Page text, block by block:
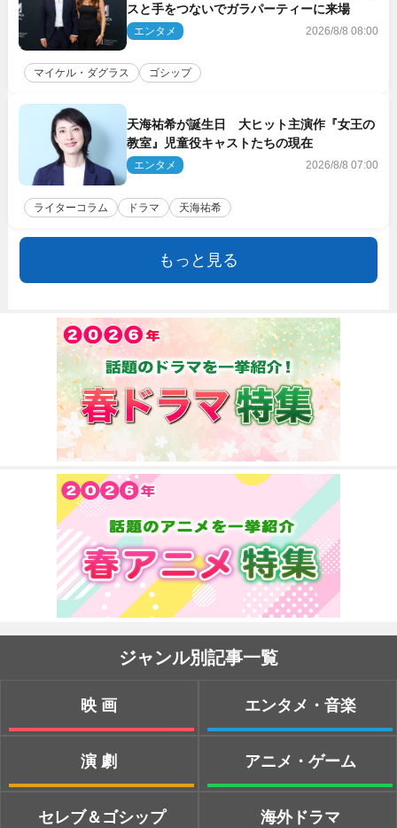
スと手をつないでガラパーティーに来場
エンタメ 2026/8/8 08:00
マイケル・ダグラス ゴシップ
天海祐希が誕生日 大ヒット主演作『女王の
教室』児童役キャストたちの現在
エンタメ 2026/8/8 07:00
ライターコラム ドラマ 天海祐希
もっと見る
ジャンル別記事一覧
映画
演劇
セレブ＆ゴシップ
エンタメ・音楽
アニメ・ゲーム
海外ドラマ